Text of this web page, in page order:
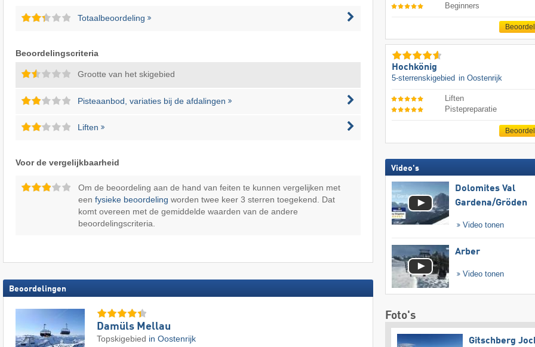
Totaalbeoordeling
Beoordelingscriteria
Grootte van het skigebied
Pisteaanbod, variaties bij de afdalingen
Liften
Voor de vergelijkbaarheid
Om de beoordeling aan de hand van feiten te kunnen vergelijken met
een fysieke beoordeling worden twee keer 3 sterren toegekend. Dat
komt overeen met de gemiddelde waarden van de andere
beoordelingscriteria.
Beoordelingen
Damüls Mellau
Topskigebied in Oostenrijk
Beginners
Hochkönig
5-sterrenskigebied in Oostenrijk
Liften
Pistepreparatie
Video's
Dolomites Val
Gardena/​Gröden
Video tonen
Arber
Video tonen
Foto's
Gitschberg